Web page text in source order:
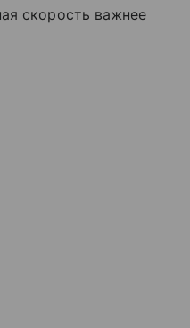
скорость важнее